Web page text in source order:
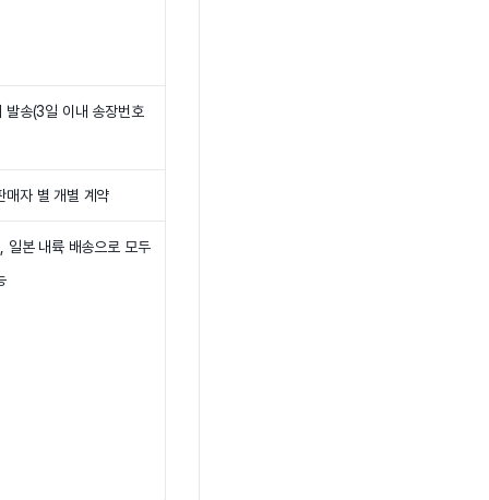
발송(3일 이내 송장번호
매자 별 개별 계약
일본 내륙 배송으로 모두